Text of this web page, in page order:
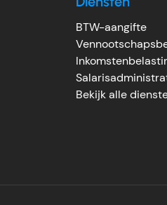
BTW-aangifte
Bekijk alle